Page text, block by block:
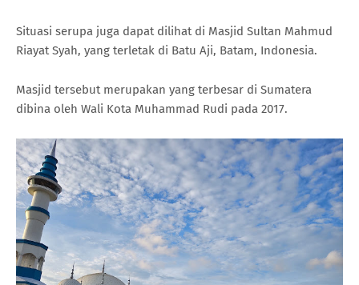
Situasi serupa juga dapat dilihat di Masjid Sultan Mahmud
Riayat Syah, yang terletak di Batu Aji, Batam, Indonesia.
Masjid tersebut merupakan yang terbesar di Sumatera
dibina oleh Wali Kota Muhammad Rudi pada 2017.